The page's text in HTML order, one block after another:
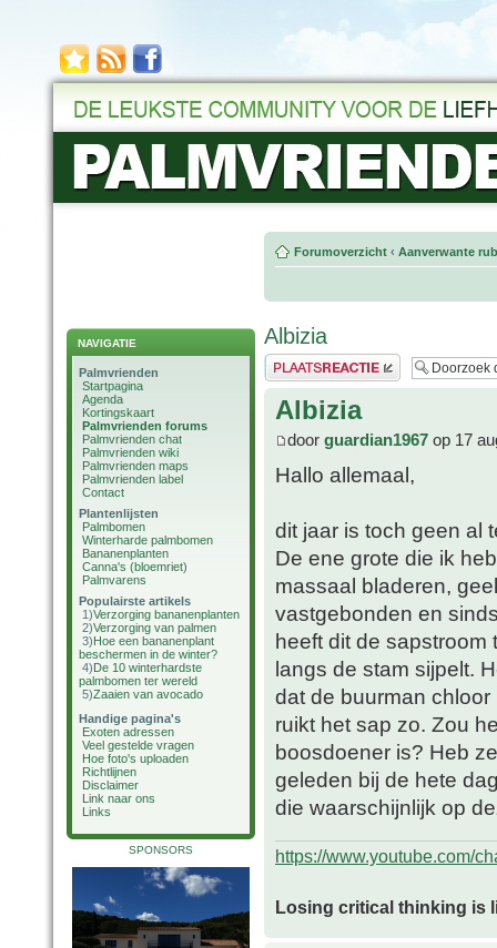
NAVIGATIE
Palmvrienden
Startpagina
Agenda
Kortingskaart
Palmvrienden forums
Palmvrienden chat
Palmvrienden wiki
Palmvrienden maps
Palmvrienden label
Contact
Plantenlijsten
Palmbomen
Winterharde palmbomen
Bananenplanten
Canna's (bloemriet)
Palmvarens
Populairste artikels
1)Verzorging bananenplanten
2)Verzorging van palmen
3)Hoe een bananenplant
beschermen in de winter?
4)De 10 winterhardste
palmbomen ter wereld
5)Zaaien van avocado
Handige pagina's
Exoten adressen
Veel gestelde vragen
Hoe foto's uploaden
Richtlijnen
Disclaimer
Link naar ons
Links
SPONSORS
Forumoverzicht ‹ Aanverwante
Albizia
Plaats een reactie
Albizia
door guardian1967 op 17
Hallo allemaal,
dit jaar is toch geen al
De ene grote die ik
massaal bladeren,
vastgebonden en
heeft dit de
langs de stam sijpelt.
dat de buurman
ruikt het sap zo. Zou
boosdoener is? Heb
geleden bij de hete
die waarschijnlijk op
https://www.youtube.com/
Losing critical thinking is